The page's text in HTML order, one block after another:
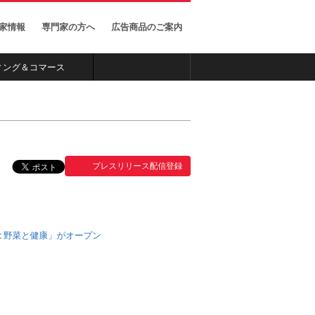
情報 専門家の方へ 広告商品のご案内
ー
X（旧 Twitter）のナビ
ング＆コマース
プレスリリース配信登録
菜と健康」がオープン